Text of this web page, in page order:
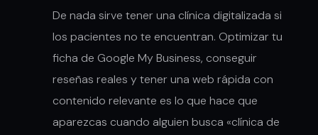
De nada sirve tener una clínica digitalizada si
los pacientes no te encuentran. Optimizar tu
ficha de Google My Business, conseguir
reseñas reales y tener una web rápida con
contenido relevante es lo que hace que
aparezcas cuando alguien busca «clínica de